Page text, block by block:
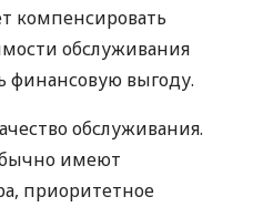
компенсировать
обслуживания
финансовую выгоду.
обслуживания.
имеют
приоритетное